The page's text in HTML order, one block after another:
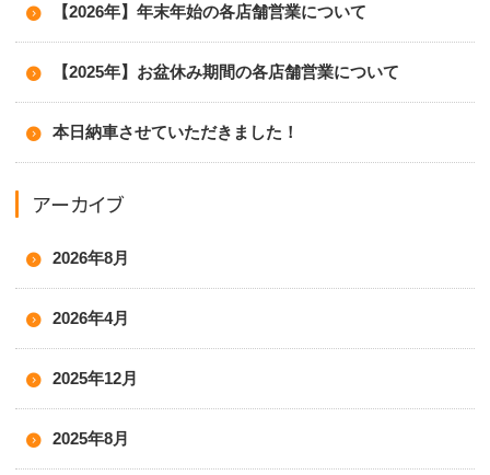
【2026年】年末年始の各店舗営業について
【2025年】お盆休み期間の各店舗営業について
本日納車させていただきました！
アーカイブ
2026年8月
2026年4月
2025年12月
2025年8月